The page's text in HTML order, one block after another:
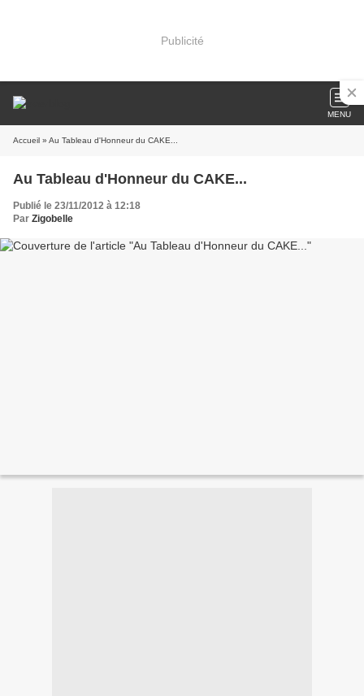
Publicité
MENU
Accueil » Au Tableau d'Honneur du CAKE...
Au Tableau d'Honneur du CAKE...
Publié le 23/11/2012 à 12:18
Par Zigobelle